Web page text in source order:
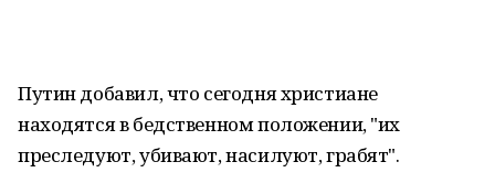
Путин добавил, что сегодня христиане
находятся в бедственном положении, "их
преследуют, убивают, насилуют, грабят".